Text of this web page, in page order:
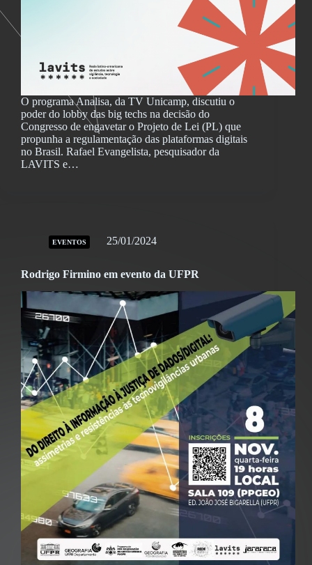
O programa Analisa, da TV Unicamp, discutiu o
poder do lobby das big techs na decisão do
Congresso de engavetar o Projeto de Lei (PL) que
propunha a regulamentação das plataformas digitais
no Brasil. Rafael Evangelista, pesquisador da
LAVITS e…
EVENTOS 25/01/2024
Rodrigo Firmino em evento da UFPR